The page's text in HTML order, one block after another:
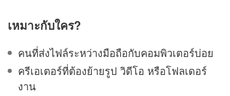
เหมาะกับใคร?
คนที่ส่งไฟล์ระหว่างมือถือกับคอมพิวเตอร์บ่อย
ครีเอเตอร์ที่ต้องย้ายรูป วิดีโอ หรือโฟลเดอร์
งาน